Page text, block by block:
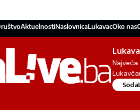
AktuelnostiNaslovnicaLukavacOko nas